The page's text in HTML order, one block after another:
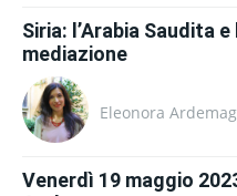
Siria: l’Arabia Saudita
mediazione
Eleonora
Venerdì 19 maggio